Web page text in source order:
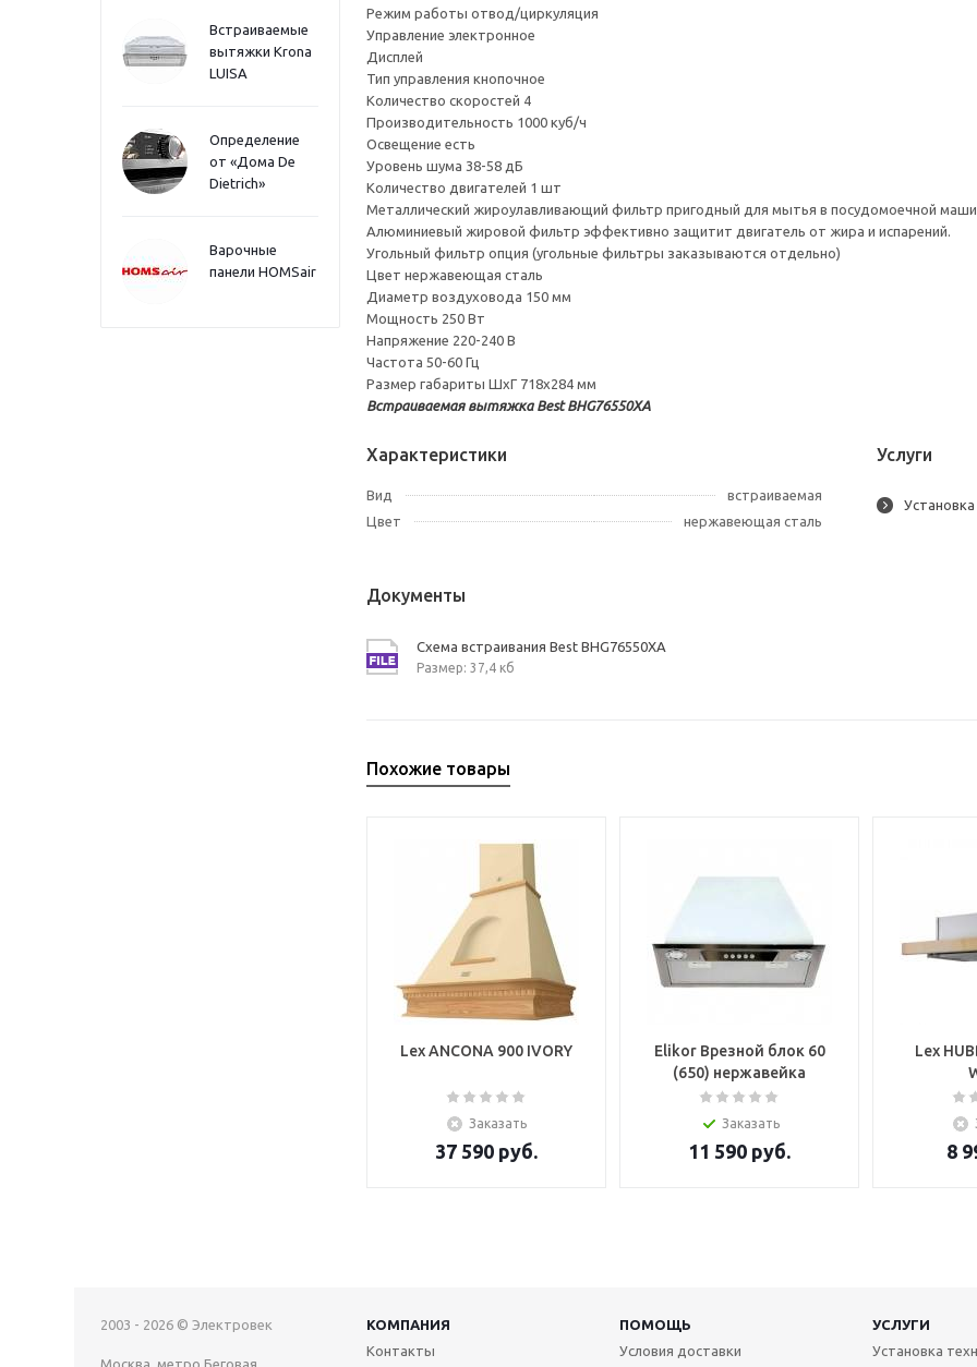
Встраиваемые
вытяжки Krona
LUISA
Определение
от «Дома De
Dietrich»
Варочные
панели HOMSair
Режим работы отвод/циркуляция
Управление электронное
Дисплей
Тип управления кнопочное
Количество скоростей 4
Производительность 1000 куб/ч
Освещение есть
Уровень шума 38-58 дБ
Количество двигателей 1 шт
Металлический жироулавливающий фильтр пригодный для мытья в посудомоечной
Алюминиевый жировой фильтр эффективно защитит двигатель от жира и испарений.
Угольный фильтр опция (угольные фильтры заказываются отдельно)
Цвет нержавеющая сталь
Диаметр воздуховода 150 мм
Мощность 250 Вт
Напряжение 220-240 В
Частота 50-60 Гц
Размер габариты ШхГ 718х284 мм
Встраиваемая вытяжка Best BHG76550XA
Характеристики
Вид
встраиваемая
Цвет
нержавеющая сталь
Услуги
Документы
Схема встраивания Best BHG76550XA
Размер: 37,4 кб
Похожие товары
Lex ANCONA 900 IVORY
Заказать
37 590 руб.
Elikor Врезной блок 60
(650) нержавейка
Заказать
11 590 руб.
Lex
8
2003 - 2026 © Электровек
Москва, метро Беговая
КОМПАНИЯ ПОМОЩЬ
УСЛУГИ
Контакты
Условия доставки Установка